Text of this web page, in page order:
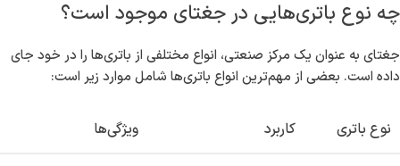
چه نوع باتری‌هایی در جغتای موجود است؟
جغتای به عنوان یک مرکز صنعتی، انواع مختلفی از باتری‌ها را در خود جای
داده است. بعضی از مهم‌ترین انواع باتری‌ها شامل موارد زیر است:
نوع باتری کاربرد ویژگی‌ها